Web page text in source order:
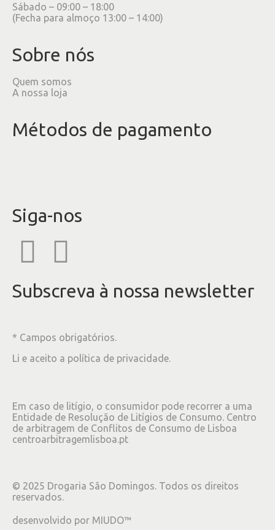
Sábado – 09:00 – 18:00
(Fecha para almoço 13:00 – 14:00)
Sobre nós
Quem somos
A nossa loja
Métodos de pagamento
Siga-nos
Subscreva à nossa newsletter
* Campos obrigatórios.
Li e aceito a política de privacidade.
Em caso de litígio, o consumidor pode recorrer a uma
Entidade de Resolução de Litígios de Consumo. Centro
de arbitragem de Conflitos de Consumo de Lisboa
centroarbitragemlisboa.pt
© 2025 Drogaria São Domingos. Todos os direitos
reservados.
desenvolvido por MIUDO™